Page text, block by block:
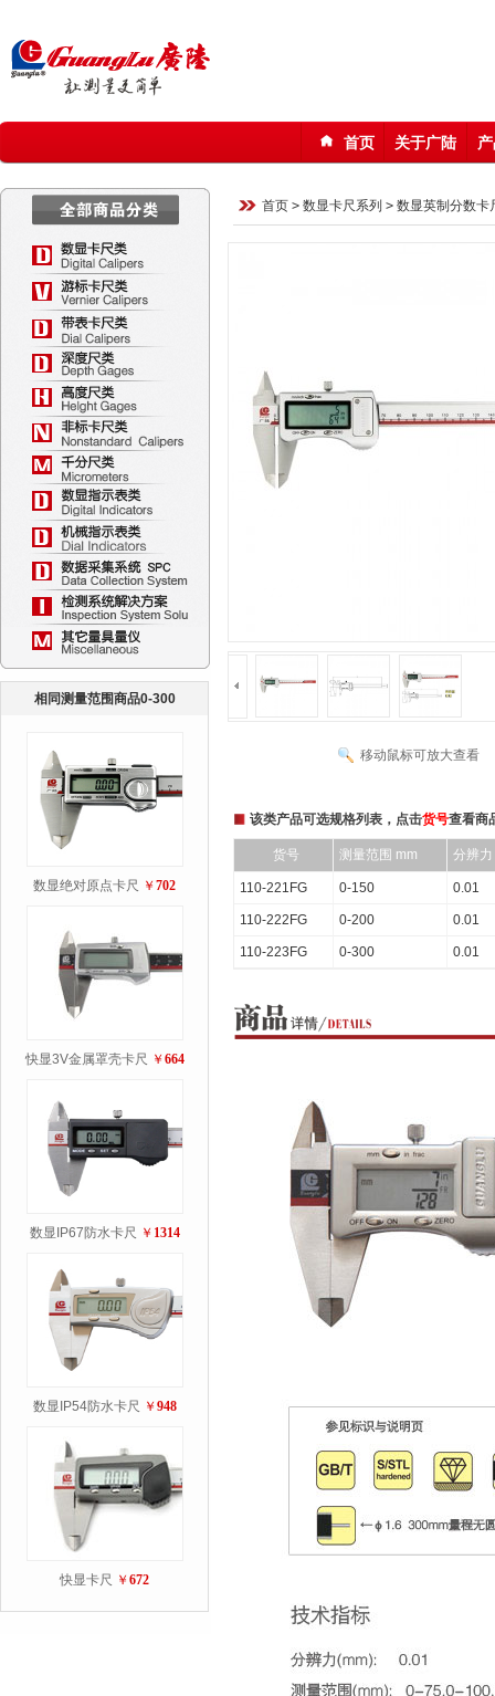
首页 关于广陆
相同测量范围商品0-300
数显绝对原点卡尺 ￥ 702
快显3V金属罩壳卡尺 ￥ 664
数显IP67防水卡尺 ￥ 1314
数显IP54防水卡尺 ￥ 948
快显卡尺 ￥ 672
首页 > 数显卡尺系列 > 数显英制分数卡
移动鼠标可放大查看
该类产品可选规格列表，点击货号查看商
货号 测量范围 mm 分辨
110-221FG 0-150 0.01
110-222FG 0-200 0.01
110-223FG 0-300 0.01